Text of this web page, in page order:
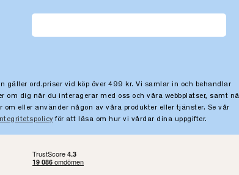
gäller ord.priser vid köp över 499 kr. Vi samlar in och behandlar
om dig när du interagerar med oss och våra webbplatser, samt
om eller använder någon av våra produkter eller tjänster. Se vår
för att läsa om hur vi vårdar dina uppgifter.